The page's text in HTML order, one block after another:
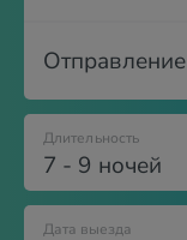
Отправление
7 - 9 ночей
Длительность
Дата выезда